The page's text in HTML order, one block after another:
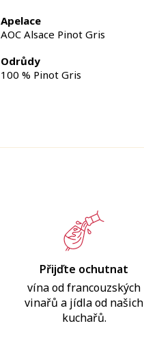
Přijďte ochutnat
vína od francouzských
vinařů a jídla od našich
kuchařů.
Apelace
AOC Alsace Pinot Gris
Odrůdy
100 % Pinot Gris